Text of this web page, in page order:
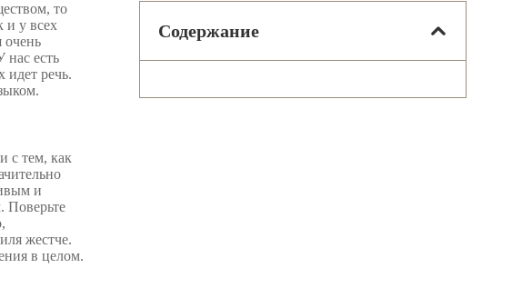
то
и у всех
очень
нас есть
идет речь.
с тем, как
и
Поверьте
жестче.
в целом.
Содержание